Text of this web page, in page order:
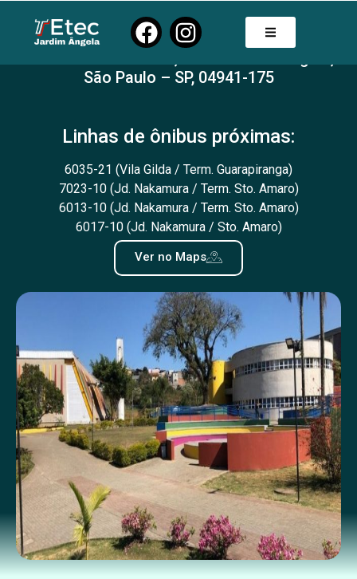
Guarapiranga
São Paulo – SP, 04941-175
Linhas de ônibus próximas:
6035-21 (Vila Gilda / Term. Guarapiranga)
7023-10 (Jd. Nakamura / Term. Sto. Amaro)
6013-10 (Jd. Nakamura / Term. Sto. Amaro)
6017-10 (Jd. Nakamura / Sto. Amaro)
Ver no Maps